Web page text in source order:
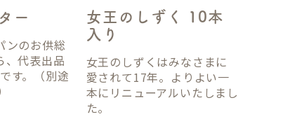
ー
ンのお供総
、代表出品
す。（別途
女王のしずく 10本
入り
女王のしずくはみなさまに
愛されて17年。よりよい一
本にリニューアルいたしまし
た。